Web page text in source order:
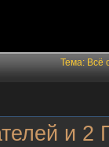
Тема: Всё
и 2